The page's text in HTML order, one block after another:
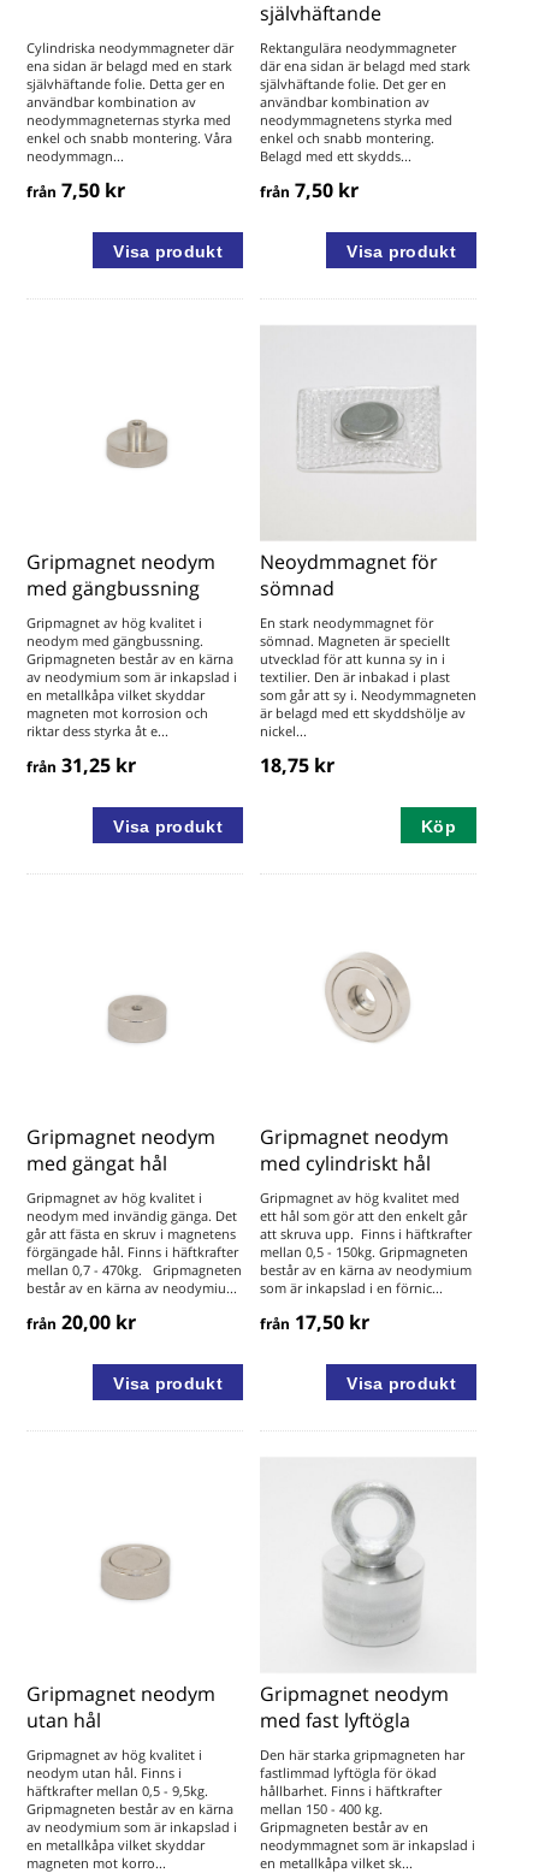
Cylindriska neodymmagneter där
ena sidan är belagd med en stark
självhäftande folie. Detta ger en
användbar kombination av
neodymmagneternas styrka med
enkel och snabb montering. Våra
neodymmagn...
från 7,50 kr
självhäftande
Rektangulära neodymmagneter
där ena sidan är belagd med stark
självhäftande folie. Det ger en
användbar kombination av
neodymmagnetens styrka med
enkel och snabb montering.
Belagd med ett skydds...
från 7,50 kr
Gripmagnet neodym
med gängbussning
Gripmagnet av hög kvalitet i
neodym med gängbussning.
Gripmagneten består av en kärna
av neodymium som är inkapslad i
en metallkåpa vilket skyddar
magneten mot korrosion och
riktar dess styrka åt e...
från 31,25 kr
Neoydmmagnet för
sömnad
En stark neodymmagnet för
sömnad. Magneten är speciellt
utvecklad för att kunna sy in i
textilier. Den är inbakad i plast
som går att sy i. Neodymmagneten
är belagd med ett skyddshölje av
nickel...
18,75 kr
Köp
Gripmagnet neodym
med gängat hål
Gripmagnet av hög kvalitet i
neodym med invändig gänga. Det
går att fästa en skruv i magnetens
förgängade hål. Finns i häftkrafter
mellan 0,7 - 470kg. Gripmagneten
består av en kärna av neodymiu...
från 20,00 kr
Gripmagnet neodym
med cylindriskt hål
Gripmagnet av hög kvalitet med
ett hål som gör att den enkelt går
att skruva upp. Finns i häftkrafter
mellan 0,5 - 150kg. Gripmagneten
består av en kärna av neodymium
som är inkapslad i en förnic...
från 17,50 kr
Gripmagnet neodym
utan hål
Gripmagnet av hög kvalitet i
neodym utan hål. Finns i
häftkrafter mellan 0,5 - 9,5kg.
Gripmagneten består av en kärna
av neodymium som är inkapslad i
en metallkåpa vilket skyddar
magneten mot korro...
Gripmagnet neodym
med fast lyftögla
Den här starka gripmagneten har
fastlimmad lyftögla för ökad
hållbarhet. Finns i häftkrafter
mellan 150 - 400 kg.
Gripmagneten består av en
neodymmagnet som är inkapslad i
en metallkåpa vilket sk...